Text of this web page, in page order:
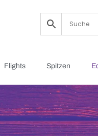
Flights Spitzen